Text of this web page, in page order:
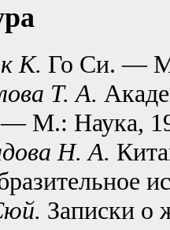
К. Го Си. —
Т. А.
М.: Наука,
Н. А.
Записки о